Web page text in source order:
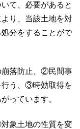
て、必要があると
り、当該土地を対
分をすることがで
落防止、②民間事
行う、③時効取得を
っています。
象土地の性質を変